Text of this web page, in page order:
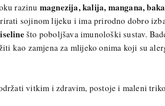
razinu magnezija, kalija, mangana,
sojinom lijeku i ima prirodno dobro
što poboljšava imunološki sustav.
kao zamjena za mlijeko onima koji su
vitkim i zdravim, postoje i maleni